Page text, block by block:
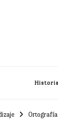
Historia